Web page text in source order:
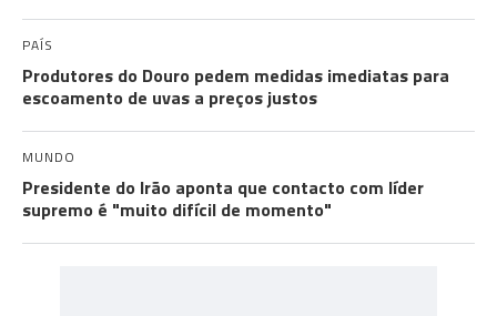
PAÍS
Produtores do Douro pedem medidas imediatas para
escoamento de uvas a preços justos
MUNDO
Presidente do Irão aponta que contacto com líder
supremo é "muito difícil de momento"